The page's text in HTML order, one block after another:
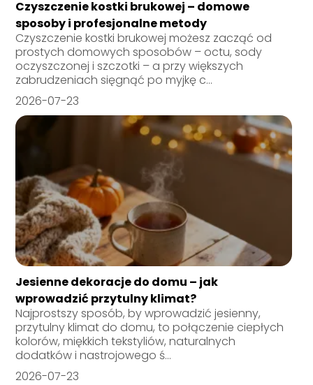
Czyszczenie kostki brukowej – domowe
sposoby i profesjonalne metody
Czyszczenie kostki brukowej możesz zacząć od
prostych domowych sposobów – octu, sody
oczyszczonej i szczotki – a przy większych
zabrudzeniach sięgnąć po myjkę c...
2026-07-23
Jesienne dekoracje do domu – jak
wprowadzić przytulny klimat?
Najprostszy sposób, by wprowadzić jesienny,
przytulny klimat do domu, to połączenie ciepłych
kolorów, miękkich tekstyliów, naturalnych
dodatków i nastrojowego ś...
2026-07-23